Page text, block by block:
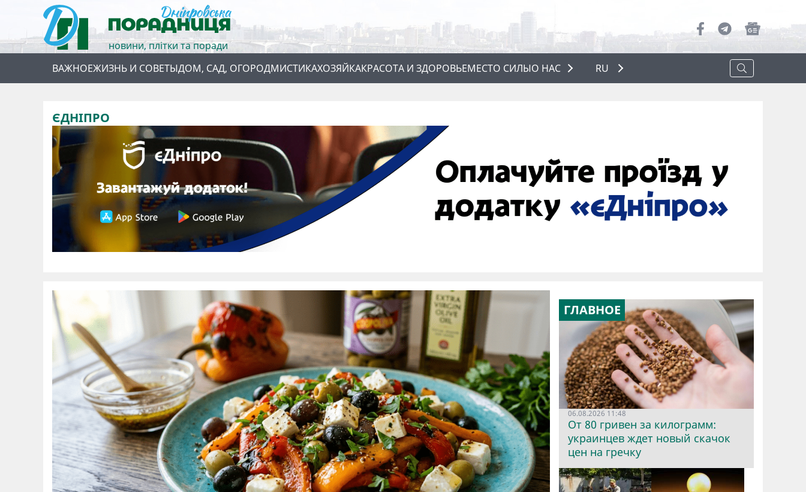
новини, плітки та поради
ВАЖНОЕЖИЗНЬ И СОВЕТЫДОМ, САД, ОГОРОДМИСТИКАХОЗЯЙКАКРАСОТА И ЗДОРОВЬЕМЕСТО СИЛЫО НАС
О НАС
RU
ЄДНІПРО
ГЛАВНОЕ
06.08.2026 11:48
От 80 гривен за килограмм:
украинцев ждет новый скачок
цен на гречку